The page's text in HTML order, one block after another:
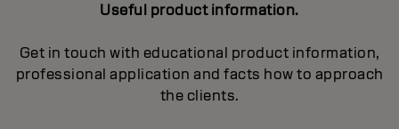
Useful product information.
Get in touch with educational product information,
professional application and facts how to approach
the clients.